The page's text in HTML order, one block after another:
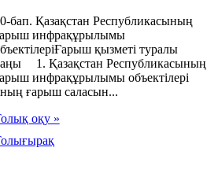
бап. Қазақстан Республикасының
инфрақұрылымы
қызметі туралы
1. Қазақстан Республикасының
инфрақұрылымы объектілері
ғарыш саласын...
оқу »